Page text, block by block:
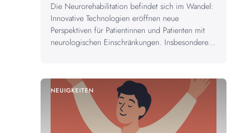
Die Neurorehabilitation befindet sich im Wandel:
Innovative Technologien eröffnen neue
Perspektiven für Patientinnen und Patienten mit
neurologischen Einschränkungen. Insbesondere...
NEUIGKEITEN